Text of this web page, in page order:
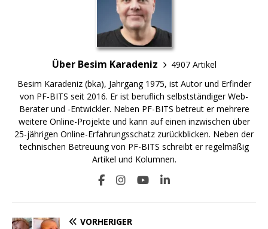
Über Besim Karadeniz
4907 Artikel
Besim Karadeniz (bka), Jahrgang 1975, ist Autor und Erfinder
von PF-BITS seit 2016. Er ist beruflich selbstständiger Web-
Berater und -Entwickler. Neben PF-BITS betreut er mehrere
weitere Online-Projekte und kann auf einen inzwischen über
25-jährigen Online-Erfahrungsschatz zurückblicken. Neben der
technischen Betreuung von PF-BITS schreibt er regelmäßig
Artikel und Kolumnen.
VORHERIGER